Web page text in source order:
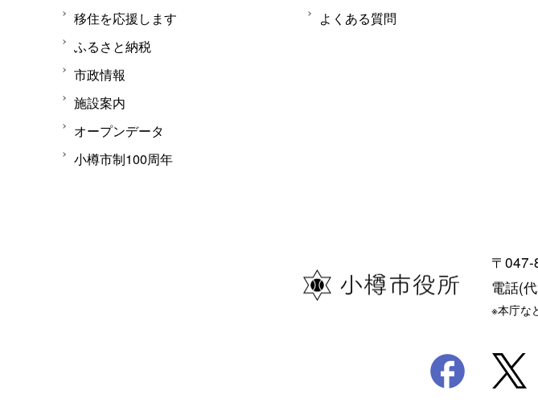
移住を応援します
ふるさと納税
市政情報
施設案内
オープンデータ
小樽市制100周年
よくある質問
〒
電話(
※本庁な